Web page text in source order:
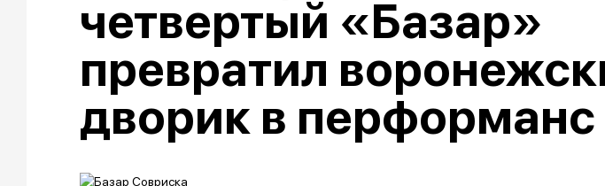
четвертый «Базар»
превратил
дворик в перформанс